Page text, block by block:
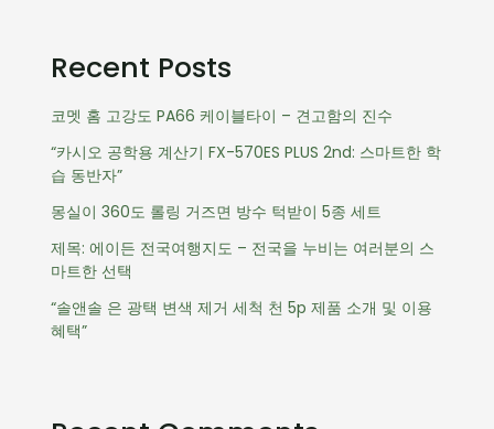
Recent Posts
코멧 홈 고강도 PA66 케이블타이 – 견고함의 진수
“카시오 공학용 계산기 FX-570ES PLUS 2nd: 스마트한 학
습 동반자”
몽실이 360도 롤링 거즈면 방수 턱받이 5종 세트
제목: 에이든 전국여행지도 – 전국을 누비는 여러분의 스
마트한 선택
“솔앤솔 은 광택 변색 제거 세척 천 5p 제품 소개 및 이용
혜택”